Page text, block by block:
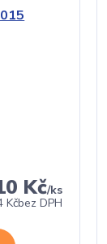
Kč/ks
Kčbez DPH